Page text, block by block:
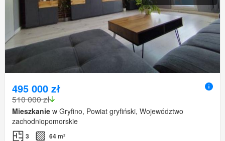
495 000 zł
510 000 zł
Mieszkanie w Gryfino, Powiat gryfiński, Województwo
zachodniopomorskie
3 64 m²